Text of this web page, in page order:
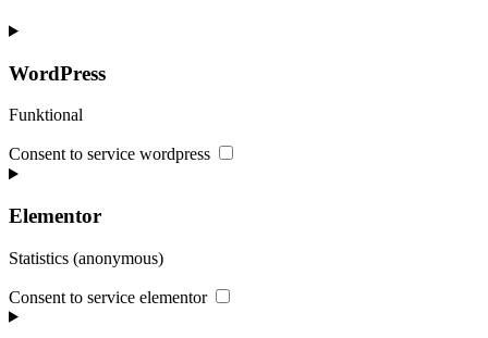
WordPress
Funktional
Consent to service wordpress
Elementor
Statistics (anonymous)
Consent to service elementor